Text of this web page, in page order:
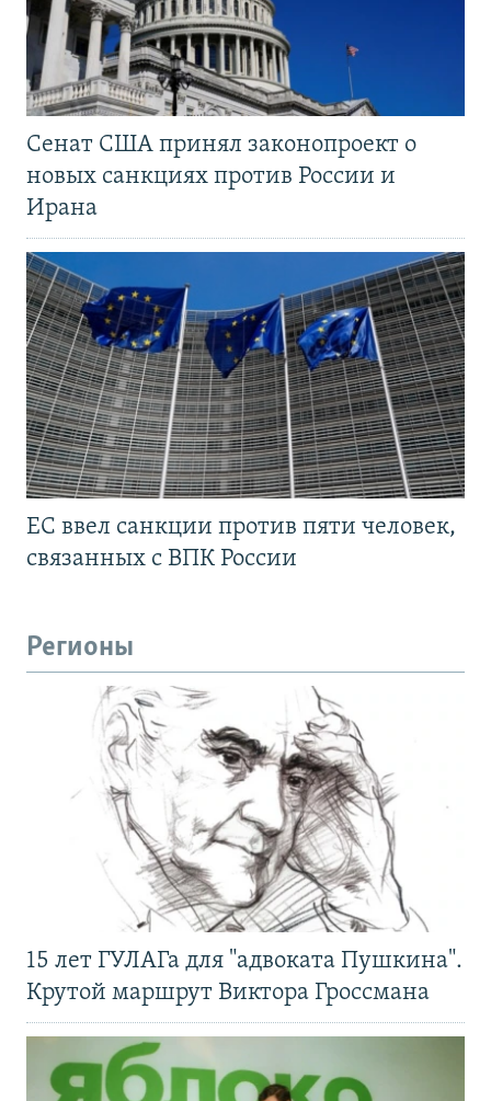
Сенат США принял законопроект о
новых санкциях против России и
Ирана
ЕС ввел санкции против пяти человек,
связанных с ВПК России
Регионы
15 лет ГУЛАГа для "адвоката Пушкина".
Крутой маршрут Виктора Гроссмана